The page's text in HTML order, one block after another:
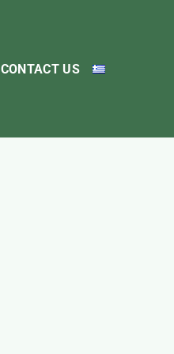
CONTACT US